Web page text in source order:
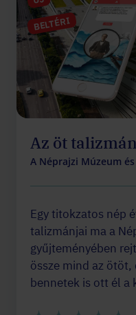
BELTÉRI
Az öt
A Néprajzi Múzeum
Egy titokzatos nép
talizmánjai ma a
gyűjteményében
össze mind az
bennetek is ott él a